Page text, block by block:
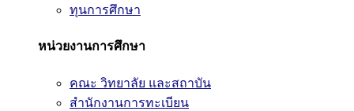
ทุนการศึกษา
หน่วยงานการศึกษา
คณะ วิทยาลัย และสถาบัน
สำนักงานการทะเบียน